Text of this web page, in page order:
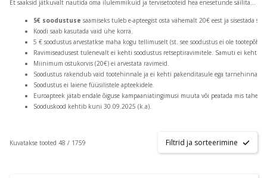
Et saaksid jätkuvalt nautida oma ilulemmikuid ja tervisetooteid hea enesetunde säilitamiseks, kingime Sulle
5€ soodustuse saamiseks tuleb e-apteegist osta vähemalt 20€ eest ja sisestada
Koodi saab kasutada vaid ühe korra.
5 € soodustus arvestatkse maha kogu tellimuselt (st. see soodustus ei ole
Ravimiseadusest tulenevalt ei kehti soodustus retseptiravimitele. Samuti ei kehti
Miinimum ostukorvis (20€) ei arvestata ravimeid.
Soodustus rakendub vaid tootehinnale ja ei kehti pakenditasule ega tarnehinnale.
Soodustus ei laiene füüsilistele apteekidele.
Euroapteek jätab endale õiguse kampaaniatingimusi muuta või peatada mis tahes
Sooduskood kehtib kuni 30.09.2025 (k.a).
Kuvatakse tooted 48 / 1759 Filtrid ja sorteerimine